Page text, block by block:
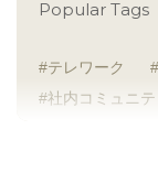
Popular Tags
テレワーク
社内コミュニテ